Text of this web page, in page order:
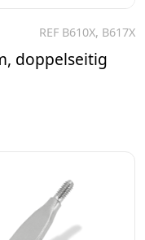
REF B610X, B617X
doppelseitig